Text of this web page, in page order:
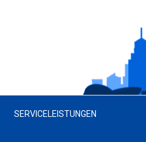
SERVICELEISTUNGEN